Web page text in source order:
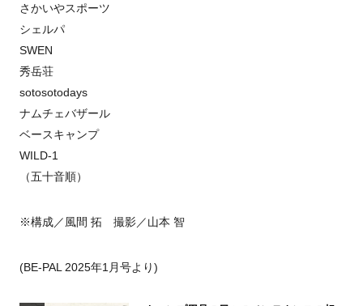
さかいやスポーツ
シェルパ
SWEN
秀岳荘
sotosotodays
ナムチェバザール
ベースキャンプ
WILD-1
（五十音順）
※構成／風間 拓 撮影／山本 智
(BE-PAL 2025年1月号より)